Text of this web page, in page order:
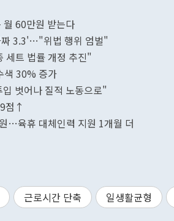
60만원 받는다
짜 3.3'…"위법 행위 엄벌"
세트 법률 개정 추진"
색 30% 증가
벗어나 질적 노동으로"
점↑
…육휴 대체인력 지원 1개월 더
근로시간 단축 일생활균형